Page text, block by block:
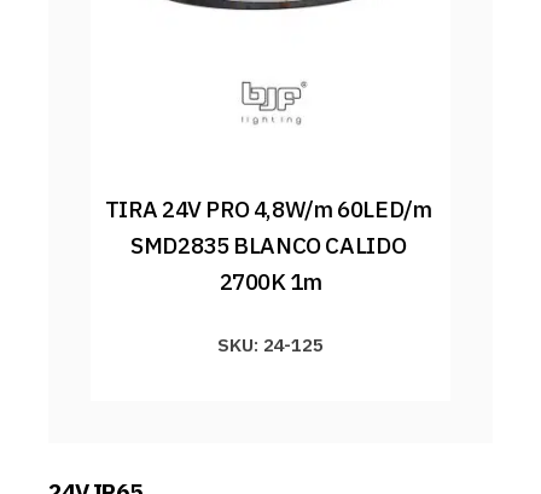
TIRA 24V PRO 4,8W/m 60LED/m
SMD2835 BLANCO CALIDO
2700K 1m
SKU: 24-125